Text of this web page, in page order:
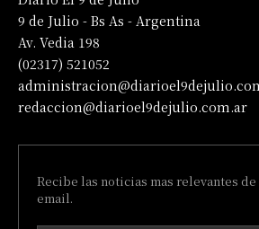
9 de Julio - Bs As - Argentina
Av. Vedia 198
(02317) 521052
redaccion@diarioel9dejulio.com.ar
Recibe las noticias mas relevantes de
email.